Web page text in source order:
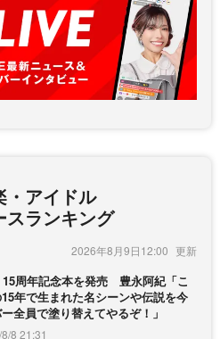
・アイドル
スランキング
2026年8月9日12:00
15周年記念本を発売 豊永阿紀「こ
年で生まれた名シーンや伝説を今
全員で塗り替えてやるぞ！」
8 21:31